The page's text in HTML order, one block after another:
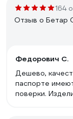
164
Отзыв о Бетар
Федорович С.
Дешево,
паспорте
поверки. Изделия